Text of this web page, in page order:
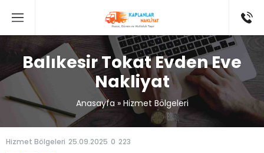
Balıkesir Tokat Evden Eve
Nakliyat
Anasayfa» Hizmet Bölgeleri
Hizmet Bölgeleri 25.09.2025 0 223